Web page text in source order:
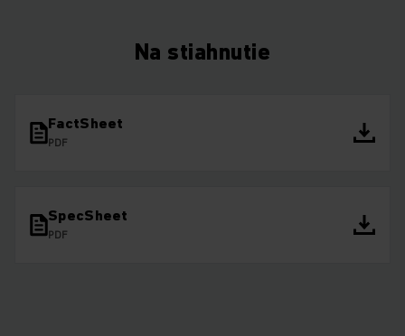
Na stiahnutie
FactSheet
PDF
SpecSheet
PDF